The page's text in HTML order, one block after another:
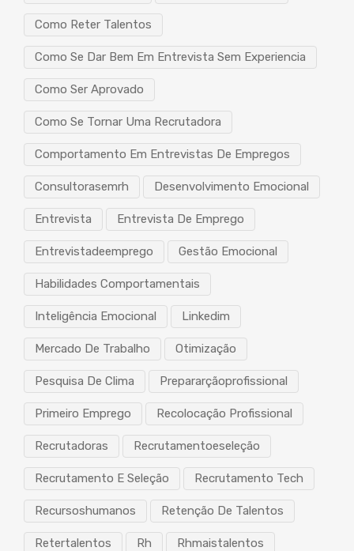
Como Reter Talentos
Como Se Dar Bem Em Entrevista Sem Experiencia
Como Ser Aprovado
Como Se Tornar Uma Recrutadora
Comportamento Em Entrevistas De Empregos
Consultorasemrh Desenvolvimento Emocional
Entrevista Entrevista De Emprego
Entrevistadeemprego Gestão Emocional
Habilidades Comportamentais
Inteligência Emocional Linkedim
Mercado De Trabalho Otimização
Pesquisa De Clima Prepararçãoprofissional
Primeiro Emprego Recolocação Profissional
Recrutadoras Recrutamentoeseleção
Recrutamento E Seleção Recrutamento Tech
Recursoshumanos Retenção De Talentos
Retertalentos Rh Rhmaistalentos